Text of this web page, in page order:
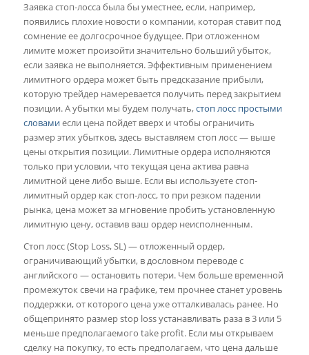
Заявка стоп-лосса была бы уместнее, если, например,
появились плохие новости о компании, которая ставит под
сомнение ее долгосрочное будущее. При отложенном
лимите может произойти значительно больший убыток,
если заявка не выполняется. Эффективным применением
лимитного ордера может быть предсказание прибыли,
которую трейдер намеревается получить перед закрытием
позиции. А убытки мы будем получать,стоп лосс простыми
словамиесли цена пойдет вверх и чтобы ограничить
размер этих убытков, здесь выставляем стоп лосс — выше
цены открытия позиции. Лимитные ордера исполняются
только при условии, что текущая цена актива равна
лимитной цене либо выше. Если вы используете стоп-
лимитный ордер как стоп-лосс, то при резком падении
рынка, цена может за мгновение пробить установленную
лимитную цену, оставив ваш ордер неисполненным.
Стоп лосс (Stop Loss, SL) — отложенный ордер,
ограничивающий убытки, в дословном переводе с
английского — остановить потери. Чем больше временной
промежуток свечи на графике, тем прочнее станет уровень
поддержки, от которого цена уже отталкивалась ранее. Но
общепринято размер stop loss устанавливать раза в 3 или 5
меньше предполагаемого take profit. Если мы открываем
сделку на покупку, то есть предполагаем, что цена дальше